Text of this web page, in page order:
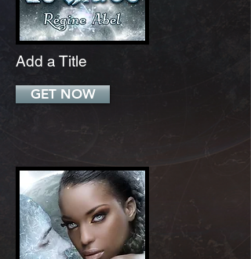
Add a Title
GET NOW